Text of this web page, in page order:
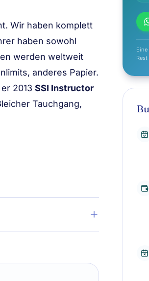
Wir haben komplett
haben sowohl
werden weltweit
anderes Papier.
2013 SSI Instructor
Tauchgang,